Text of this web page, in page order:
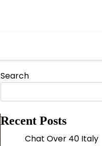
Search
Recent Posts
Chat Over 40 Italy